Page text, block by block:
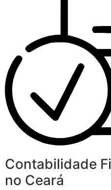
Contabilidade
no Ceará